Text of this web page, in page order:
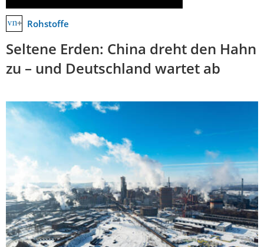
Rohstoffe
Seltene Erden: China dreht den Hahn
zu – und Deutschland wartet ab